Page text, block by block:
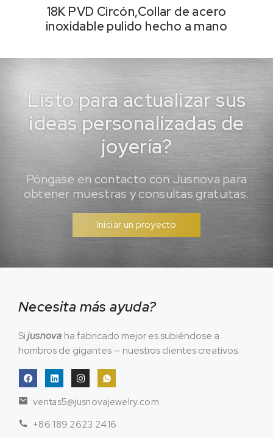
18K PVD Circón,Collar de acero
inoxidable pulido hecho a mano
Listo para actualizar sus
ideas personalizadas de
joyería?
Póngase en contacto con Jusnova para
obtener muestras y consultas gratuitas.
Iniciar un proyecto
Necesita más ayuda?
Sijusnova ha fabricado mejor es subiéndose a
hombros de gigantes — nuestros clientes creativos.
ventas5@jusnovajewelry.com
+86 189 2623 2416